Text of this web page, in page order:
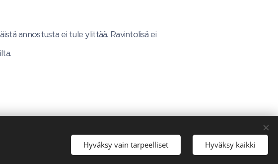
annostusta ei tule ylittää. Ravintolisä ei
Hyväksy vain tarpeelliset Hyväksy kaikki